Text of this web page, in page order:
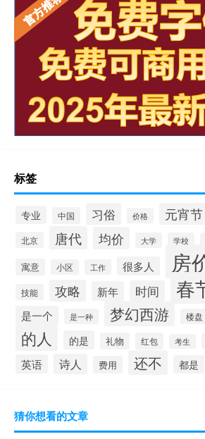
标签
专业 中国 习俗 价格 元宵节
北京 唐代 均价 大学 学校
寓意 小区 工作 很多人 房
技能 攻略 新年 时间 春
是一个 是一种 梦幻西游 楼盘
的人 的是 礼物 红包 考生
英语 诗人 费用 还不 都是
猜你想看的文章